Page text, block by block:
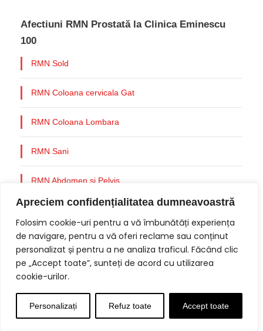
Apreciem confidențialitatea dumneavoastră
Folosim cookie-uri pentru a vă îmbunătăți experiența
de navigare, pentru a vă oferi reclame sau conținut
personalizat și pentru a ne analiza traficul. Făcând clic
pe „Accept toate”, sunteți de acord cu utilizarea
cookie-urilor.
Personalizați Refuz toate Accept toate
Afectiuni RMN Prostată la Clinica Eminescu
100
RMN Sold
RMN Coloana cervicala Gat
RMN Coloana Lombara
RMN Sani
RMN Abdomen si Pelvis
RMN Articulatii
RMN Cardiac la Clinica Eminescu 100